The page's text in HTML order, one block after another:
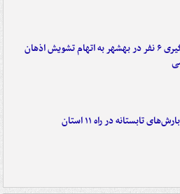
دستگیری ۶ نفر در بهشهر به اتهام تشویش اذهان
تابستانه در راه ۱۱ استان